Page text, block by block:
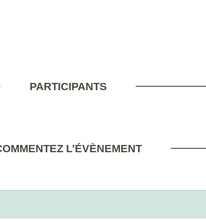
PARTICIPANTS
L’ÉVÈNEMENT